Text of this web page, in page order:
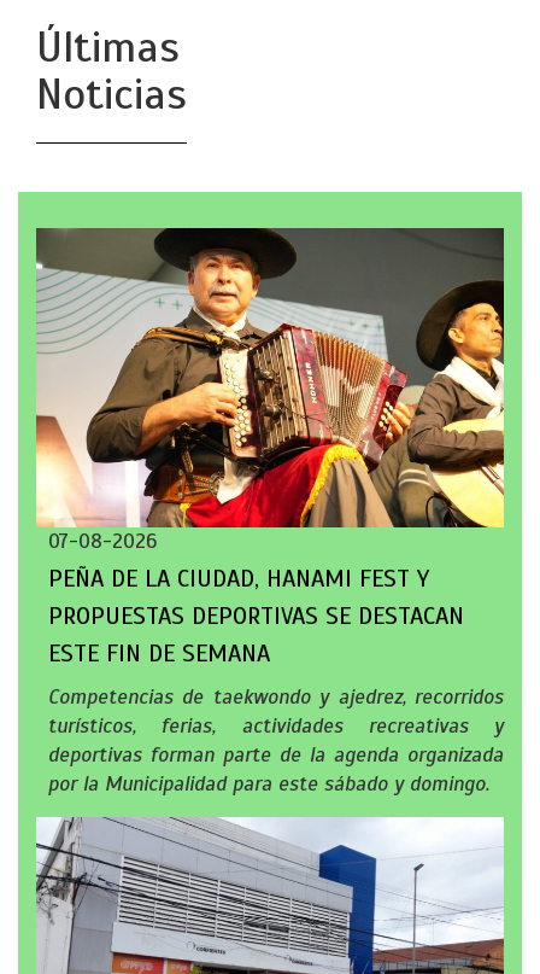
Últimas
Noticias
07-08-2026
PEÑA DE LA CIUDAD, HANAMI FEST Y
PROPUESTAS DEPORTIVAS SE DESTACAN
ESTE FIN DE SEMANA
Competencias de taekwondo y ajedrez, recorridos
turísticos, ferias, actividades recreativas y
deportivas forman parte de la agenda organizada
por la Municipalidad para este sábado y domingo.